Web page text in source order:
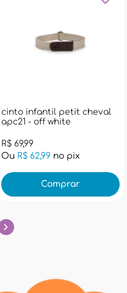
cinto infantil petit cheval
apc21 - off white
R$ 69,99
Ou R$ 62,99no pix
Comprar